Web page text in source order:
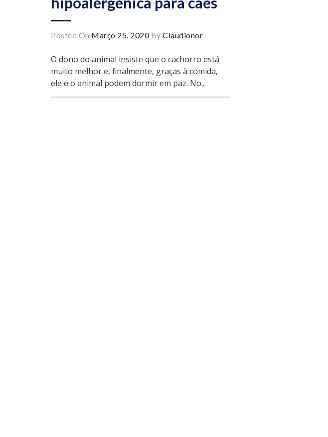
Posted On Março 25, 2020By Claudionor
O dono do animal insiste que o cachorro está
muito melhor e, finalmente, graças à comida,
ele e o animal podem dormir em paz. No...